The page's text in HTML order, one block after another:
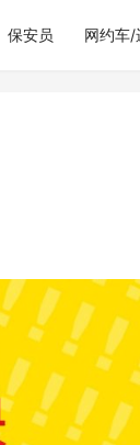
保安员 网约车/